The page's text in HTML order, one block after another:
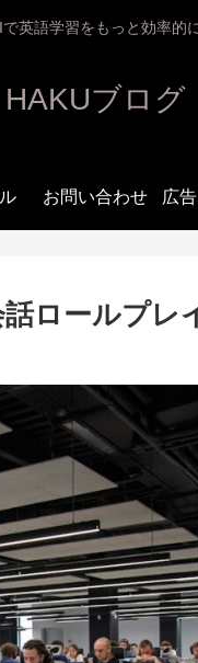
で英語学習をもっと効率的
HAKUブログ
お問い合わせ 広
ロールプレ